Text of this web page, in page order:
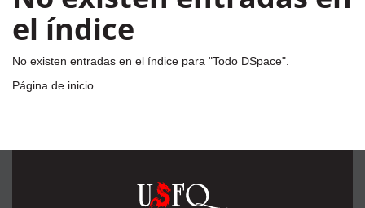
el índice
No existen entradas en el índice para "Todo DSpace".
Página de inicio